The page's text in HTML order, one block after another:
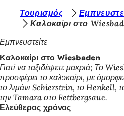
Μετάβαση στο περιεχόμενο
ί
σ
κ
ε
σ
Τουρισμός
Καλοκαίρι στο
Εμπνευστείτε
Καλοκαίρι στο Wiesbaden
Γιατί να ταξιδέψετε μακριά; Το
προσφέρει το καλοκαίρι, με
το λιμάνι Schierstein, το Henkell,
την Tamara στο Rettbergsaue.
Ελεύθερος χρόνος